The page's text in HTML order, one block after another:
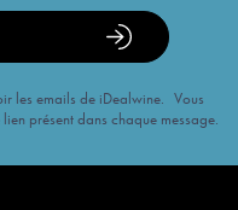
les emails de iDealwine. Vous
présent dans chaque message.